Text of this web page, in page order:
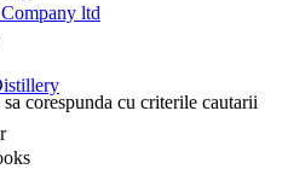
ltd
corespunda cu criterile cautarii